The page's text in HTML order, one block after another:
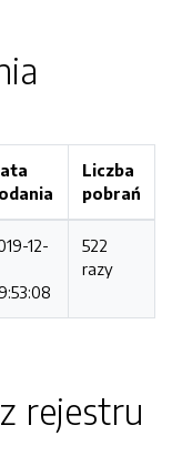
Liczba
pobrań
12-
522
razy
rejestru